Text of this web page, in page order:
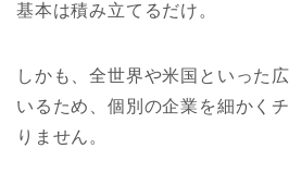
基本は積み立てるだけ。
しかも、全世界や米国といった
いるため、個別の企業を細かく
りません。